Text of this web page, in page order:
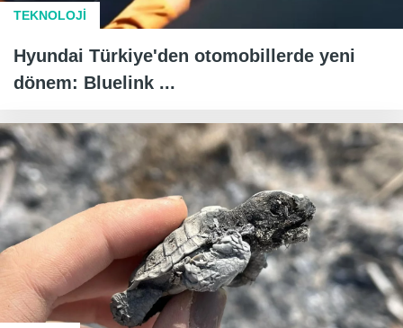
TEKNOLOJİ
Hyundai Türkiye'den otomobillerde yeni
dönem: Bluelink ...